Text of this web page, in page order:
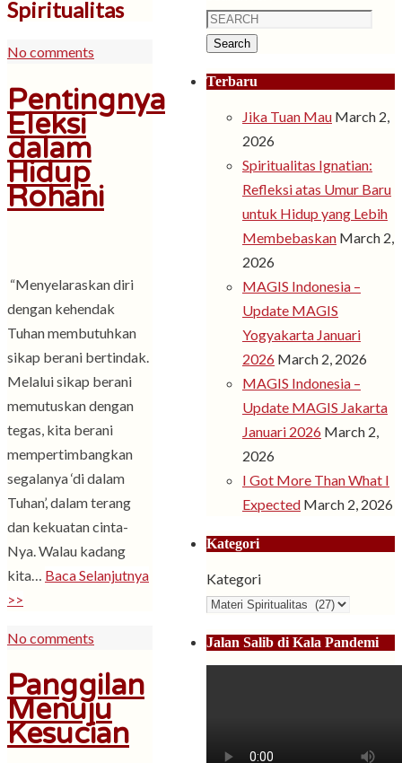
Spiritualitas
No comments
Pentingnya
Eleksi
dalam
Hidup
Rohani
“Menyelaraskan diri
dengan kehendak
Tuhan membutuhkan
sikap berani bertindak.
Melalui sikap berani
memutuskan dengan
tegas, kita berani
mempertimbangkan
segalanya ‘di dalam
Tuhan’, dalam terang
dan kekuatan cinta-
Nya. Walau kadang
kita… Baca Selanjutnya
>>
No comments
Panggilan
Menuju
Kesucian
Search
Terbaru
Jika Tuan Mau March 2,
2026
Spiritualitas Ignatian:
Refleksi atas Umur Baru
untuk Hidup yang Lebih
Membebaskan March 2,
2026
MAGIS Indonesia –
Update MAGIS
Yogyakarta Januari
2026 March 2, 2026
MAGIS Indonesia –
Update MAGIS Jakarta
Januari 2026 March 2,
2026
I Got More Than What I
Expected March 2, 2026
Kategori
Kategori
Jalan Salib di Kala Pandemi